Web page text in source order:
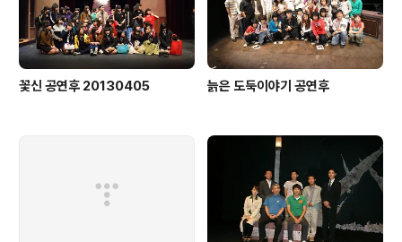
꽃신 공연후 20130405 늙은 도둑이야기 공연후